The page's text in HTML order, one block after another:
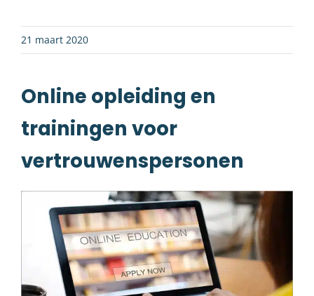
21 maart 2020
Online opleiding en
trainingen voor
vertrouwenspersonen